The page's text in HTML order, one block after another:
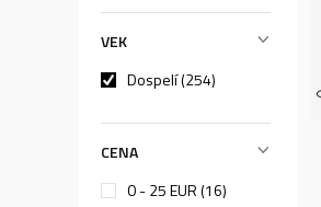
VEK
Dospelí (254)
CENA
0 - 25 EUR (16)